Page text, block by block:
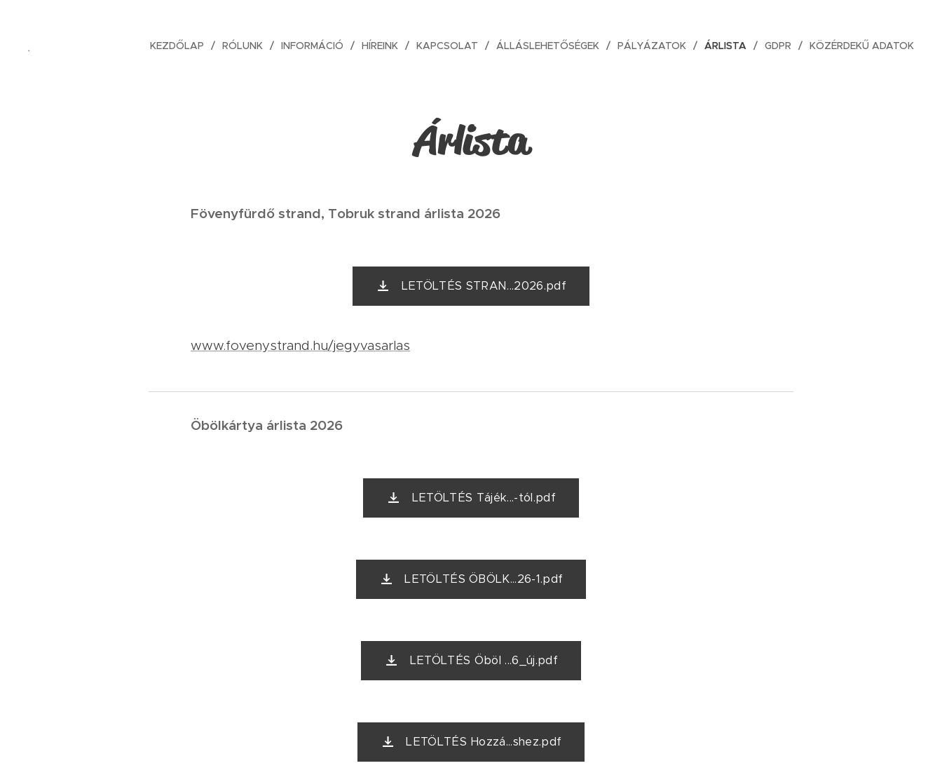
. KEZDŐLAP RÓLUNK INFORMÁCIÓ HÍREINK KAPCSOLAT ÁLLÁSLEHETŐSÉGEK PÁLYÁZATOK ÁRLISTA GDPR KÖZÉRDEKŰ ADATOK
Árlista
Fövenyfürdő strand, Tobruk strand árlista 2026
LETÖLTÉS STRAN...2026.pdf
www.fovenystrand.hu/jegyvasarlas
Öbölkártya árlista 2026
LETÖLTÉS Tájék...-tól.pdf
LETÖLTÉS ÖBÖLK...26-1.pdf
LETÖLTÉS Öböl ...6_új.pdf
LETÖLTÉS Hozzá...shez.pdf